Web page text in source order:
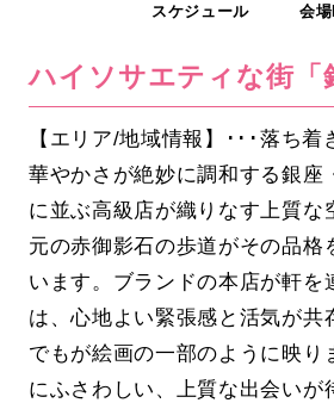
スケジュール 会
ハイソサエティな街「
【エリア/地域情報】･･･落ち着
華やかさが絶妙に調和する銀座
に並ぶ高級店が織りなす上質な
元の赤御影石の歩道がその品格
います。ブランドの本店が軒を
は、心地よい緊張感と活気が共
でもが絵画の一部のように映り
にふさわしい、上質な出会い